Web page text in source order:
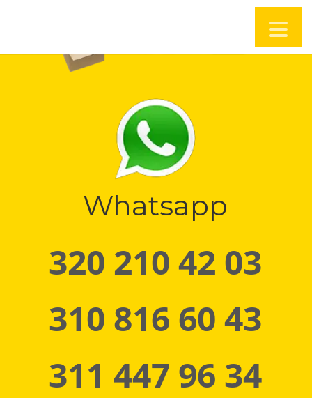
Whatsapp
320 210 42 03
310 816 60 43
311 447 96 34